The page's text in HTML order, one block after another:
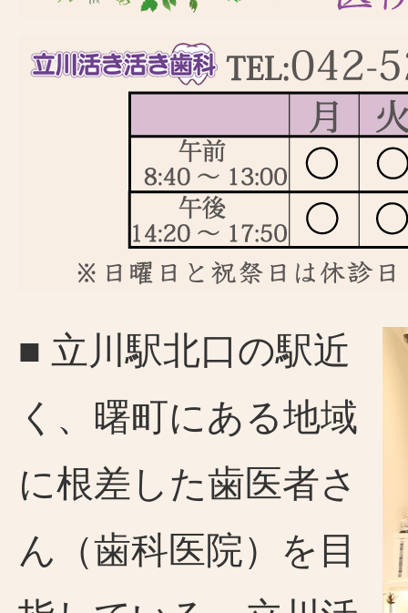
■ 立川駅北口の駅近
く、曙町にある地域
に根差した歯医者さ
ん（歯科医院）を目